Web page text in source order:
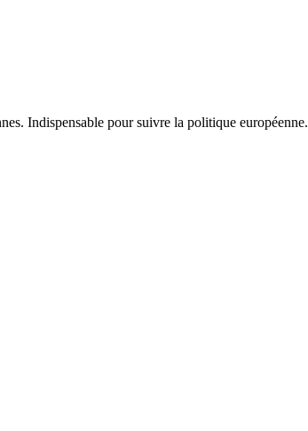
Indispensable pour suivre la politique européenne.